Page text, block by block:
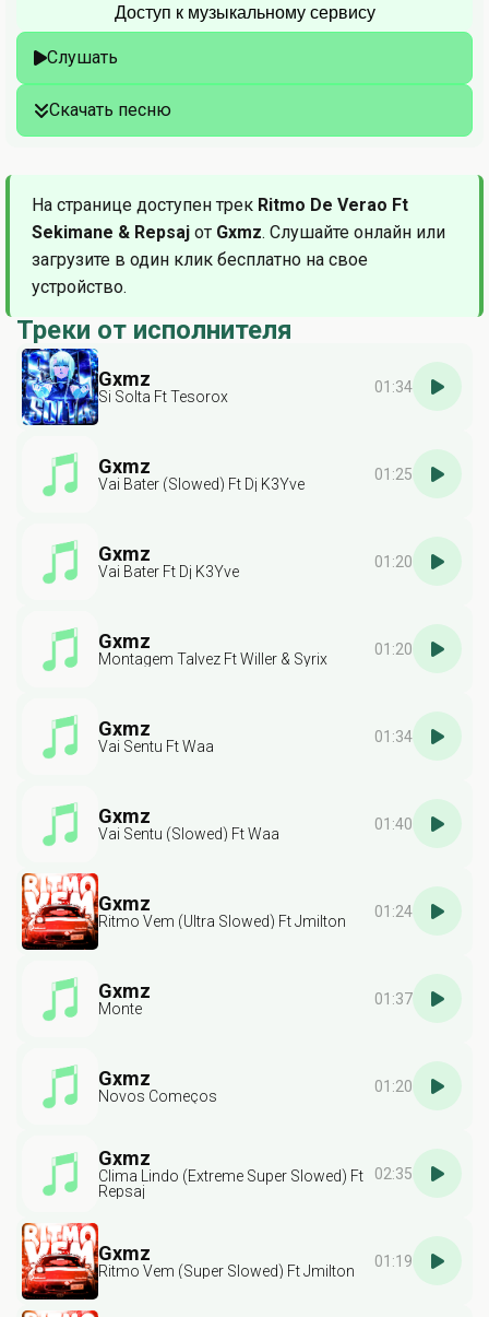
Доступ к музыкальному сервису
Слушать
Скачать песню
На странице доступен трек Ritmo De Verao Ft
Sekimane & Repsaj от Gxmz. Слушайте онлайн или
загрузите в один клик бесплатно на свое
устройство.
Треки от исполнителя
Gxmz
Si Solta Ft Tesorox
01:34
Gxmz
Vai Bater (Slowed) Ft Dj K3Yve
01:25
Gxmz
Vai Bater Ft Dj K3Yve
01:20
Gxmz
Montagem Talvez Ft Willer & Syrix
01:20
Gxmz
Vai Sentu Ft Waa
01:34
Gxmz
Vai Sentu (Slowed) Ft Waa
01:40
Gxmz
Ritmo Vem (Ultra Slowed) Ft Jmilton
01:24
Gxmz
Monte
01:37
Gxmz
Novos Começos
01:20
Gxmz
Clima Lindo (Extreme Super Slowed) Ft
Repsaj
02:35
Gxmz
Ritmo Vem (Super Slowed) Ft Jmilton
01:19